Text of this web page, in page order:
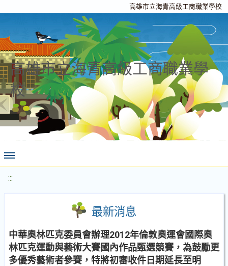
高雄市立海青高級工商職業學校
高雄市立海青高級工商職業學
校
:::
最新消息
中華奧林匹克委員會辦理2012年倫敦奧運會國際奧
林匹克運動與藝術大賽國內作品甄選競賽，為鼓勵更
多優秀藝術者參賽，特將初審收件日期延長至明